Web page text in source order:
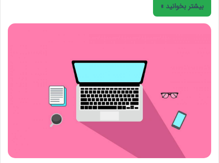
بیشتر بخوانید »